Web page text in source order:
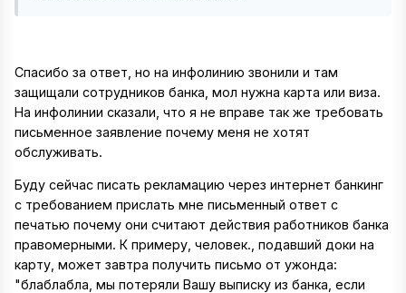
Спасибо за ответ, но на инфолинию звонили и там
защищали сотрудников банка, мол нужна карта или виза.
На инфолинии сказали, что я не вправе так же требовать
письменное заявление почему меня не хотят
обслуживать.
Буду сейчас писать рекламацию через интернет банкинг
с требованием прислать мне письменный ответ с
печатью почему они считают действия работников банка
правомерными. К примеру, человек., подавший доки на
карту, может завтра получить письмо от ужонда:
"блаблабла, мы потеряли Вашу выписку из банка, если